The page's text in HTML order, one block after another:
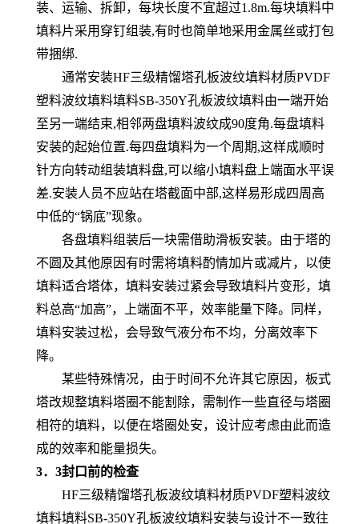
装、运输、拆卸，每块长度不宜超过1.8m.每块填料中
填料片采用穿钉组装,有时也简单地采用金属丝或打包
带捆绑.
通常安装HF三级精馏塔孔板波纹填料材质PVDF
塑料波纹填料填料SB-350Y孔板波纹填料由一端开始
至另一端结束,相邻两盘填料波纹成90度角.每盘填料
安装的起始位置.每四盘填料为一个周期,这样成顺时
针方向转动组装填料盘,可以缩小填料盘上端面水平误
差.安装人员不应站在塔截面中部,这样易形成四周高
中低的“锅底”现象。
各盘填料组装后一块需借助滑板安装。由于塔的
不圆及其他原因有时需将填料酌情加片或减片，以使
填料适合塔体，填料安装过紧会导致填料片变形，填
料总高“加高”，上端面不平，效率能量下降。同样，
填料安装过松，会导致气液分布不均，分离效率下
降。
某些特殊情况，由于时间不允许其它原因，板式
塔改规整填料塔圈不能割除，需制作一些直径与塔圈
相符的填料，以便在塔圈处安，设计应考虑由此而造
成的效率和能量损失。
3．3封口前的检查
HF三级精馏塔孔板波纹填料材质PVDF塑料波纹
填料填料SB-350Y孔板波纹填料安装与设计不一致往